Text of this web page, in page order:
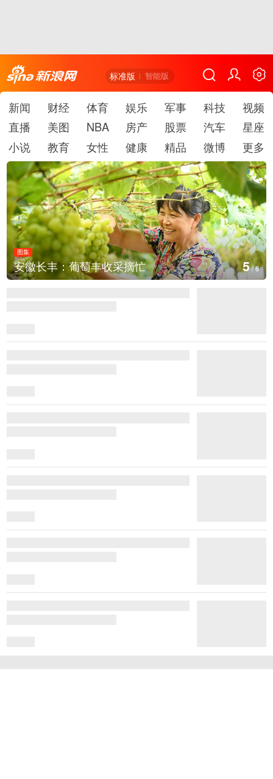
标准版 智能版
新闻 财经 体育 娱乐 军事 科技
视频
直播
美图 NBA 房产 股票 汽车
星座
小说
教育 女性 健康 精品 微博 更多
图集
湖北房县：路畅景美 6/6